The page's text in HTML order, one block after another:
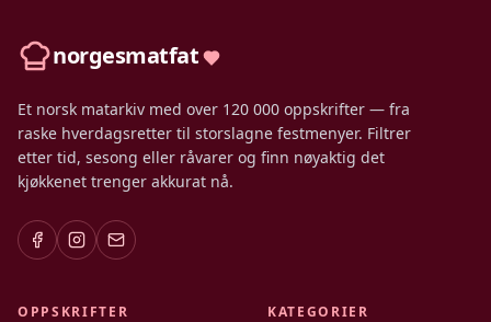
norgesmatfat
Et norsk matarkiv med over 120 000 oppskrifter — fra
raske hverdagsretter til storslagne festmenyer. Filtrer
etter tid, sesong eller råvarer og finn nøyaktig det
kjøkkenet trenger akkurat nå.
OPPSKRIFTER KATEGORIER